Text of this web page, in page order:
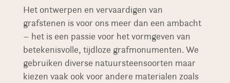
Het ontwerpen en vervaardigen van
grafstenen is voor ons meer dan een ambacht
– het is een passie voor het vormgeven van
betekenisvolle, tijdloze grafmonumenten. We
gebruiken diverse natuursteensoorten maar
kiezen vaak ook voor andere materialen zoals